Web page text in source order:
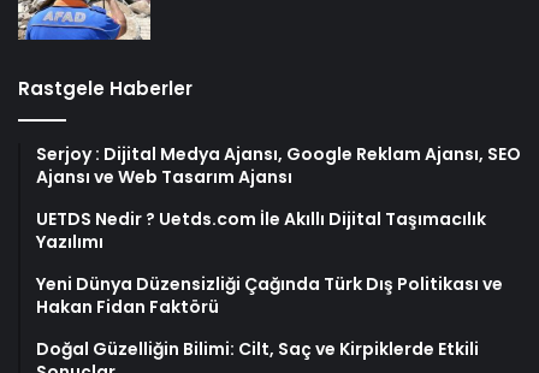
Rastgele Haberler
Serjoy : Dijital Medya Ajansı, Google Reklam Ajansı, SEO
Ajansı ve Web Tasarım Ajansı
UETDS Nedir ? Uetds.com İle Akıllı Dijital Taşımacılık
Yazılımı
Yeni Dünya Düzensizliği Çağında Türk Dış Politikası ve
Hakan Fidan Faktörü
Doğal Güzelliğin Bilimi: Cilt, Saç ve Kirpiklerde Etkili